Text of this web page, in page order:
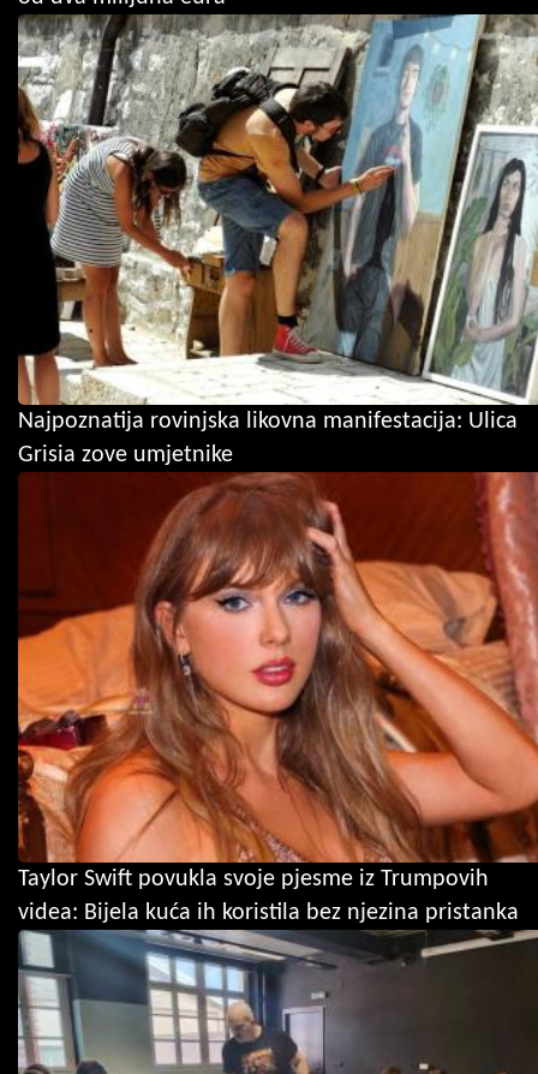
Najpoznatija rovinjska likovna manifestacija: Ulica
Grisia zove umjetnike
Taylor Swift povukla svoje pjesme iz Trumpovih
videa: Bijela kuća ih koristila bez njezina pristanka